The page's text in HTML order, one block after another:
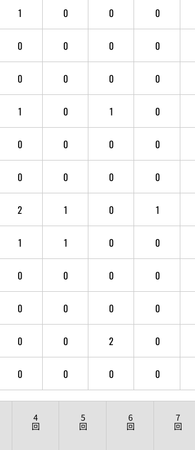
1 0 0 0
0 0 0 0
0 0 0 0
1 0 1 0
0 0 0 0
0 0 0 0
2 1 0 1
1 1 0 0
0 0 0 0
0 0 0 0
0 0 2 0
0 0 0 0
4
回
5
回
6
回
7
回